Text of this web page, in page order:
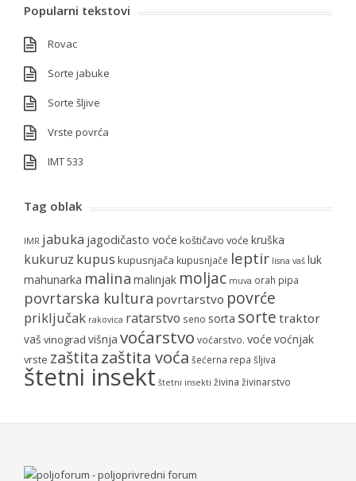
Popularni tekstovi
Rovac
Sorte jabuke
Sorte šljive
Vrste povrća
IMT 533
Tag oblak
IMR jabuka jagodičasto voće koštičavo voće kruška
kukuruz kupus kupusnjača kupusnjače leptir lisna vaš luk
mahunarka malina malinjak moljac muva orah pipa
povrtarska kultura povrtarstvo povrće
priključak rakovica ratarstvo seno sorta sorte traktor
vaš vinograd višnja voćarstvo voćarstvo. voće voćnjak
vrste zaštitazaštita voća šećerna repa šljiva
štetni insekt štetni insekti živina živinarstvo